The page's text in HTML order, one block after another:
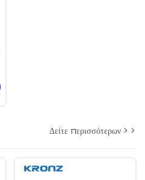
Δείτε περισσότερων > >